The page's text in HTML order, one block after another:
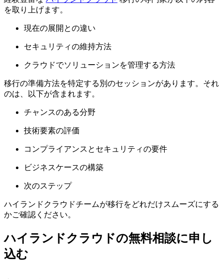
を取り上げます。
現在の展開との違い
セキュリティの維持方法
クラウドでソリューションを管理する方法
移行の準備方法を特定する別のセッションがあります。それ
のは、以下が含まれます。
チャンスのある分野
技術要素の評価
コンプライアンスとセキュリティの要件
ビジネスケースの構築
次のステップ
ハイランドクラウドチームが移行をどれだけスムーズにする
かご確認ください。
ハイランドクラウドの無料相談に申し
込む